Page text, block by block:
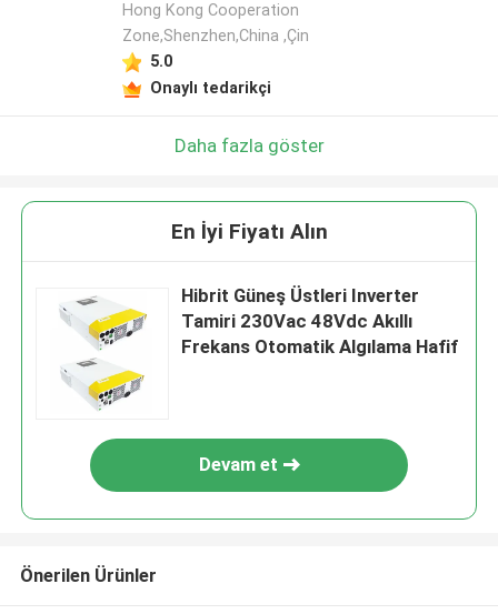
Hong Kong Cooperation
Zone,Shenzhen,China ,Çin
5.0
Onaylı tedarikçi
Daha fazla göster
En İyi Fiyatı Alın
Hibrit Güneş Üstleri Inverter
Tamiri 230Vac 48Vdc Akıllı
Frekans Otomatik Algılama Hafif
Devam et
Önerilen Ürünler